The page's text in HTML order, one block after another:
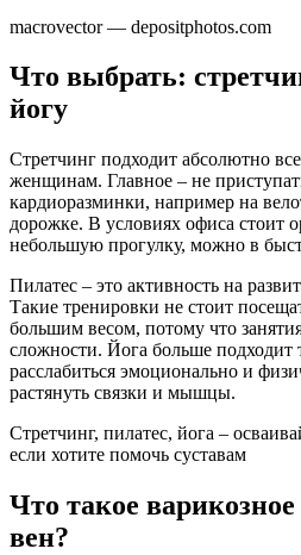
macrovector — depositphotos.com
Что выбрать:
йогу
Стретчинг подходит абсолютно
женщинам. Главное – не
кардиоразминки, например на
дорожке. В условиях офиса стоит
небольшую прогулку, можно в
Пилатес – это активность на
Такие тренировки не стоит
большим весом, потому что
сложности. Йога больше подходит
расслабиться эмоционально и
растянуть связки и мышцы.
Стретчинг, пилатес, йога –
если хотите помочь суставам
Что такое
вен?